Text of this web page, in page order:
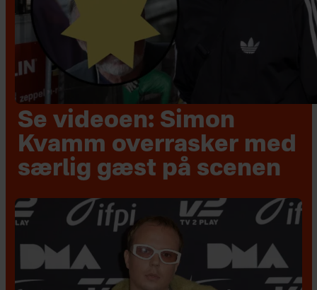
Se videoen: Simon
Kvamm overrasker med
særlig gæst på scenen